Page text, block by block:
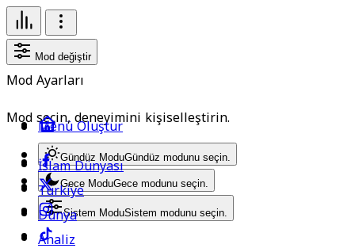
Mod değiştir
Mod Ayarları
Mod seçin, deneyimini kişiselleştirin.
Gündüz ModuGündüz modunu seçin.
Gece ModuGece modunu seçin.
Sistem ModuSistem modunu seçin.
Menü Oluştur
İslam Dünyası
Türkiye
Dünya
Analiz